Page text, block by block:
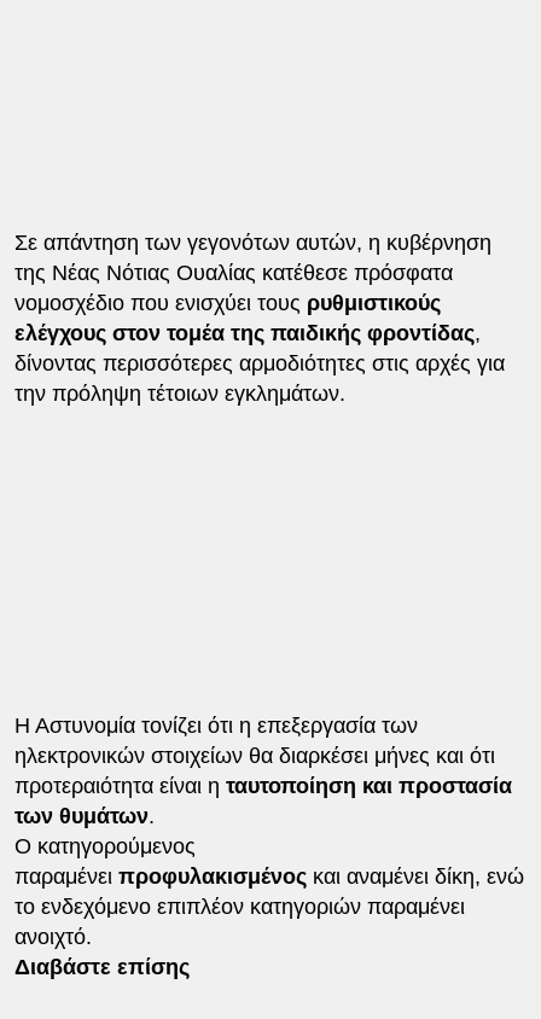
Σε απάντηση των γεγονότων αυτών, η κυβέρνηση
της Νέας Νότιας Ουαλίας κατέθεσε πρόσφατα
νομοσχέδιο που ενισχύει τους ρυθμιστικούς
ελέγχους στον τομέα της παιδικής φροντίδας,
δίνοντας περισσότερες αρμοδιότητες στις αρχές για
την πρόληψη τέτοιων εγκλημάτων.
Η Αστυνομία τονίζει ότι η επεξεργασία των
ηλεκτρονικών στοιχείων θα διαρκέσει μήνες και ότι
προτεραιότητα είναι η ταυτοποίηση και προστασία
των θυμάτων.
Ο κατηγορούμενος
παραμένει προφυλακισμένοςκαι αναμένει δίκη, ενώ
το ενδεχόμενο επιπλέον κατηγοριών παραμένει
ανοιχτό.
Διαβάστε επίσης